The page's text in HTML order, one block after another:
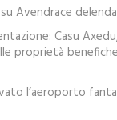
su Avendrace
Casu
proprietà
l’aeroporto